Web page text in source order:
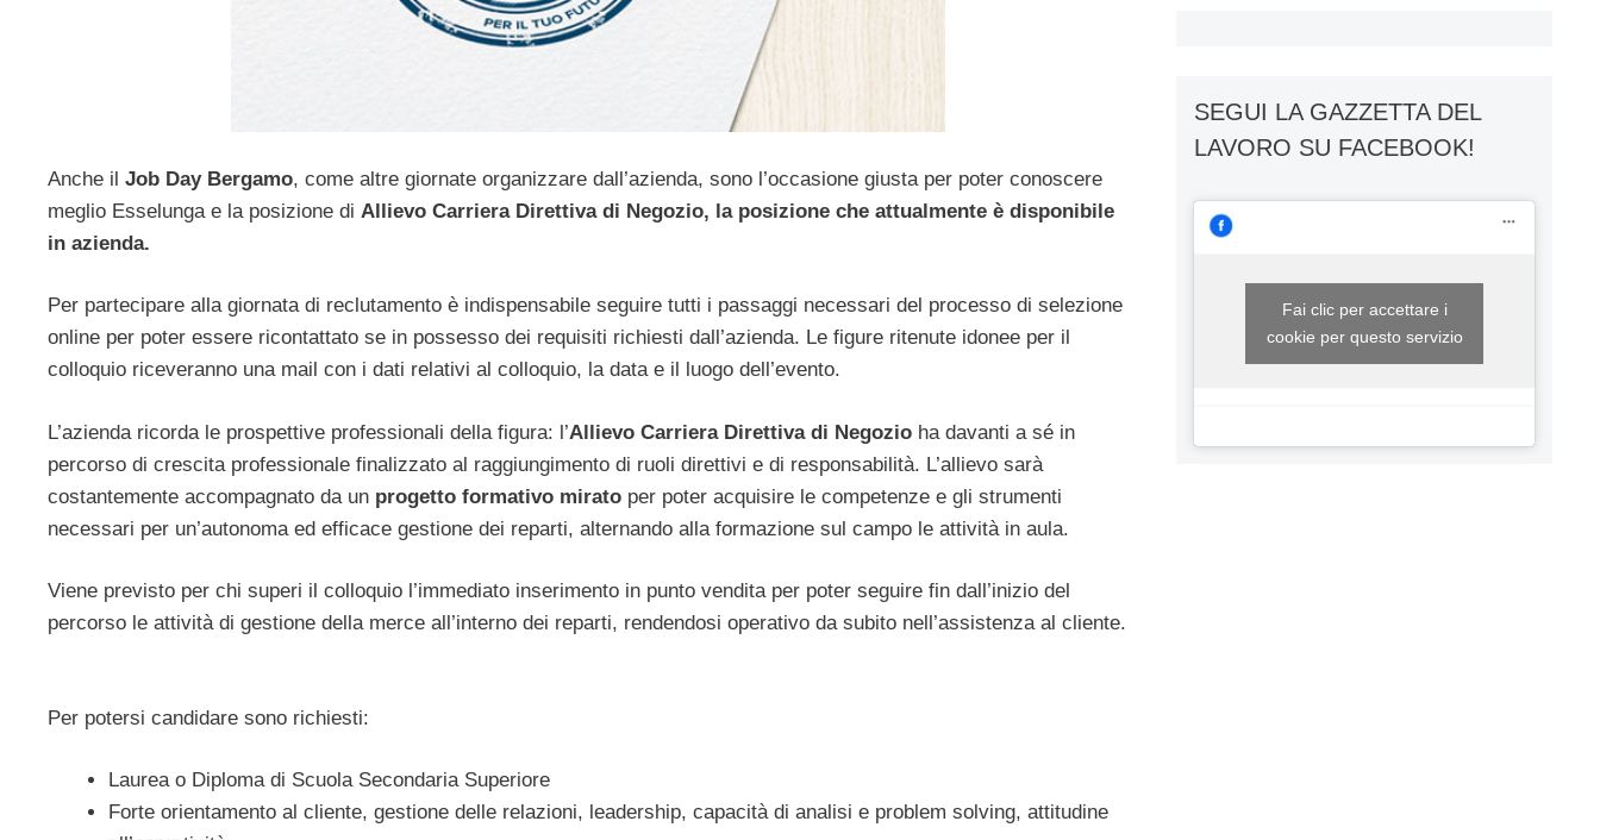
Anche il Job Day Bergamo, come altre giornate organizzare dall’azienda, sono l’occasione giusta per poter conoscere
meglio Esselunga e la posizione di Allievo Carriera Direttiva di Negozio, la posizione che attualmente è disponibile
in azienda.
Per partecipare alla giornata di reclutamento è indispensabile seguire tutti i passaggi necessari del processo di selezione
online per poter essere ricontattato se in possesso dei requisiti richiesti dall’azienda. Le figure ritenute idonee per il
colloquio riceveranno una mail con i dati relativi al colloquio, la data e il luogo dell’evento.
L’azienda ricorda le prospettive professionali della figura: l’Allievo Carriera Direttiva di Negozio ha davanti a sé in
percorso di crescita professionale finalizzato al raggiungimento di ruoli direttivi e di responsabilità. L’allievo sarà
costantemente accompagnato da un progetto formativo mirato per poter acquisire le competenze e gli strumenti
necessari per un’autonoma ed efficace gestione dei reparti, alternando alla formazione sul campo le attività in aula.
Viene previsto per chi superi il colloquio l’immediato inserimento in punto vendita per poter seguire fin dall’inizio del
percorso le attività di gestione della merce all’interno dei reparti, rendendosi operativo da subito nell’assistenza al cliente.
Per potersi candidare sono richiesti:
Laurea o Diploma di Scuola Secondaria Superiore
Forte orientamento al cliente, gestione delle relazioni, leadership, capacità di analisi e problem solving, attitudine
SEGUI LA GAZZETTA DEL
LAVORO SU FACEBOOK!
Fai clic per accettare i
cookie per questo servizio